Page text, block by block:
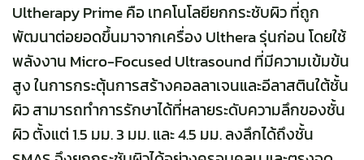
Ultherapy Prime คือ เทคโนโลยียกกระชับผิว ที่ถูก
พัฒนาต่อยอดขึ้นมาจากเครื่อง Ulthera รุ่นก่อน โดยใช้
พลังงาน Micro-Focused Ultrasound ที่มีความเข้มข้น
สูง ในการกระตุ้นการสร้างคอลลาเจนและอีลาสตินใต้ชั้น
ผิว สามารถทำการรักษาได้ที่หลายระดับความลึกของชั้น
ผิว ตั้งแต่ 1.5 มม. 3 มม. และ 4.5 มม. ลงลึกได้ถึงชั้น